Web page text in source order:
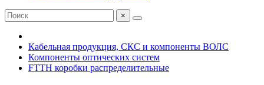
×
Кабельная продукция, СКС и компоненты ВОЛС
Компоненты оптических систем
FTTH коробки распределительные